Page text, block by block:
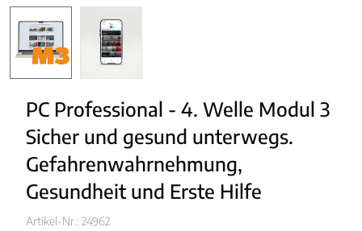
PC Professional - 4. Welle Modul 3
Sicher und gesund unterwegs.
Gefahrenwahrnehmung,
Gesundheit und Erste Hilfe
Artikel-Nr.: 24962